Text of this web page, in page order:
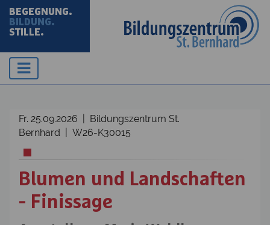
BEGEGNUNG.
BILDUNG.
STILLE.
Fr. 25.09.2026 | Bildungszentrum St.
Bernhard | W26-K30015
Blumen und Landschaften
- Finissage